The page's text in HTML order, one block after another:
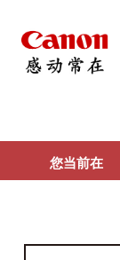
您当前在